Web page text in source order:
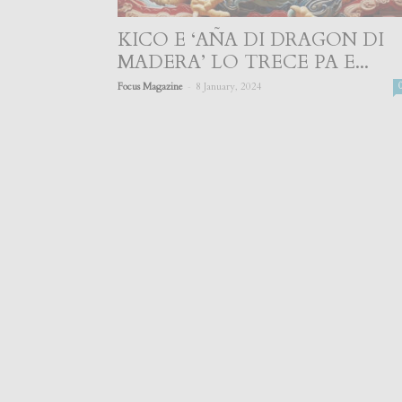
KICO E ‘AÑA DI DRAGON DI
MADERA’ LO TRECE PA E...
Focus Magazine 8 January, 2024 0